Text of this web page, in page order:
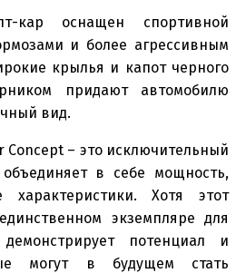
кар оснащен спортивной
и более агрессивным
крылья и капот черного
придают автомобилю
вид.
Concept – это исключительный
в себе мощность,
Хотя этот
экземпляре для
потенциал и
могут в будущем стать